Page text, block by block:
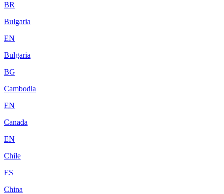
BR
Bulgaria
EN
Bulgaria
BG
Cambodia
EN
Canada
EN
Chile
ES
China